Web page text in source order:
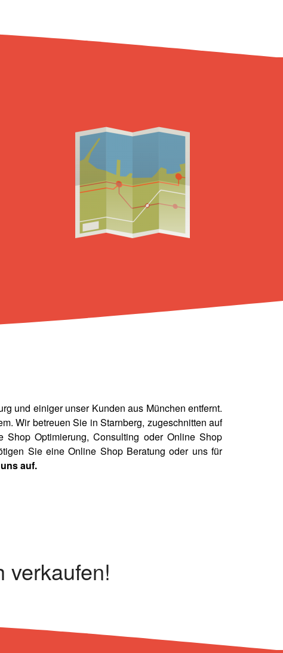
und einiger unser Kunden aus München entfernt.
Wir betreuen Sie in Starnberg, zugeschnitten auf
Optimierung, Consulting oder Online Shop
Sie eine Online Shop Beratung oder uns für
auf.
verkaufen!